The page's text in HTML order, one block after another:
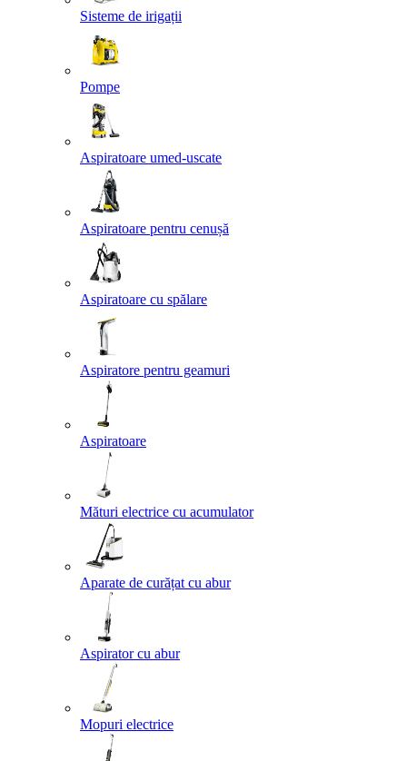
Sisteme de irigații
Pompe
Aspiratoare umed-uscate
Aspiratoare pentru cenușă
Aspiratoare cu spălare
Aspiratore pentru geamuri
Aspiratoare
Mături electrice cu acumulator
Aparate de curățat cu abur
Aspirator cu abur
Mopuri electrice